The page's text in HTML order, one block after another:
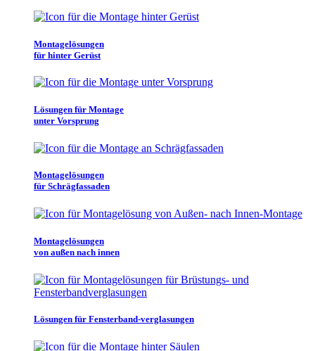
Montagelösungen
für hinter Gerüst
Lösungen für Montage
unter Vorsprung
Montagelösungen
für Schrägfassaden
Montagelösungen
von außen nach innen
Lösungen für Fensterband-verglasungen